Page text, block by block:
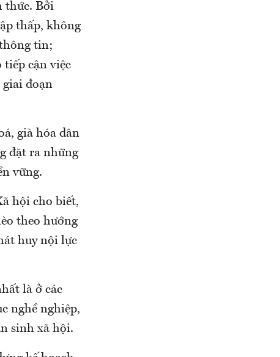
thức. Bởi
thấp, không
tin;
cận việc
đoạn
già hóa dân
đặt ra những
vững.
hội cho biết,
theo hướng
huy nội lực
là ở các
nghề nghiệp,
sinh xã hội.